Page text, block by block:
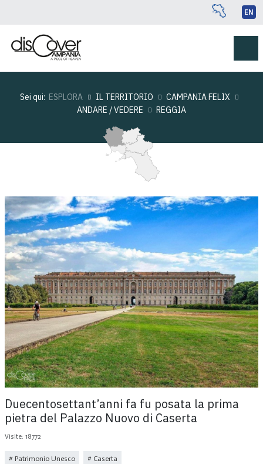
EN
Sei qui: ESPLORA IL TERRITORIO
CAMPANIA FELIX
ANDARE / VEDERE
REGGIA
Duecentosettant’anni fa fu posata la prima
pietra del Palazzo Nuovo di Caserta
Visite: 18772
Patrimonio Unesco Caserta